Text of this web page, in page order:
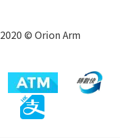
© Orion Arm